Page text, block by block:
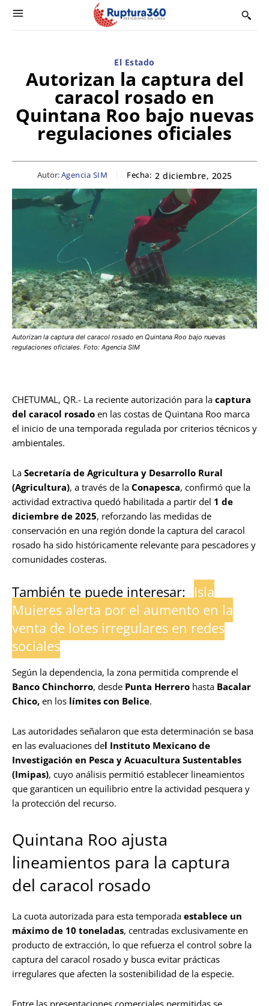
El Estado
Autorizan la captura del
caracol rosado en
Quintana Roo bajo nuevas
regulaciones oficiales
Autor:Agencia SIM Fecha: 2 diciembre, 2025
Autorizan la captura del caracol rosado en Quintana Roo bajo nuevas
regulaciones oficiales. Foto: Agencia SIM
CHETUMAL, QR.- La reciente autorización para la captura
del caracol rosado en las costas de Quintana Roo marca
el inicio de una temporada regulada por criterios técnicos y
ambientales.
La Secretaría de Agricultura y Desarrollo Rural
(Agricultura), a través de la Conapesca, confirmó que la
actividad extractiva quedó habilitada a partir del 1 de
diciembre de 2025, reforzando las medidas de
conservación en una región donde la captura del caracol
rosado ha sido históricamente relevante para pescadores y
comunidades costeras.
También te puede interesar: Isla
Mujeres alerta por el aumento en la
venta de lotes irregulares en redes
sociales
Según la dependencia, la zona permitida comprende el
Banco Chinchorro, desde Punta Herrero hasta Bacalar
Chico, en los límites con Belice.
Las autoridades señalaron que esta determinación se basa
en las evaluaciones del Instituto Mexicano de
Investigación en Pesca y Acuacultura Sustentables
(Imipas), cuyo análisis permitió establecer lineamientos
que garanticen un equilibrio entre la actividad pesquera y
la protección del recurso.
Quintana Roo ajusta
lineamientos para la captura
del caracol rosado
La cuota autorizada para esta temporada establece un
máximo de 10 toneladas, centradas exclusivamente en
producto de extracción, lo que refuerza el control sobre la
captura del caracol rosado y busca evitar prácticas
irregulares que afecten la sostenibilidad de la especie.